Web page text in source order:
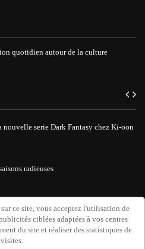
quotidien autour de la culture
serie Dark Fantasy chez Ki-oon
radieuses
Titan" : le nouvel album orchestral de
ce site, vous acceptez l'utilisation de
ciblées adaptées à vos centres
du site et réaliser des statistiques de
visites.